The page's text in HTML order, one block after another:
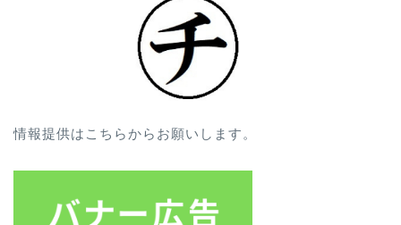
情報提供はこちらからお願いします。